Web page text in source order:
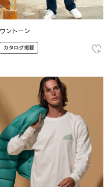
ワントーン
カタログ掲載